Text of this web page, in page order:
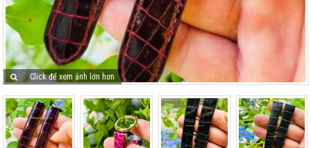
Click để xem ảnh lớn hơn